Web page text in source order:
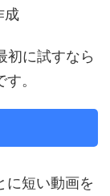
成
初に試すなら
。
に短い動画を